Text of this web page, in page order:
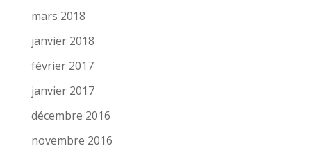
mars 2018
janvier 2018
février 2017
janvier 2017
décembre 2016
novembre 2016